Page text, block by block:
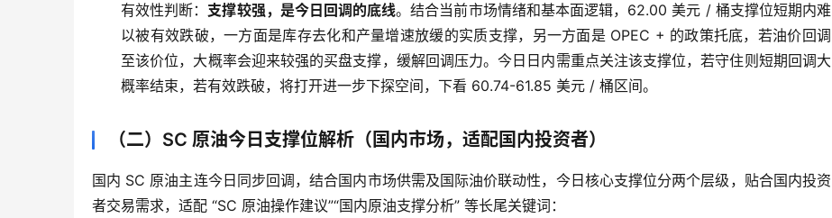
有效性判断： 支撑较强，是今日回调的底线。结合当前市场情绪和基本面逻辑，62.00 美元 / 桶支撑位短期内难
以被有效跌破，一方面是库存去化和产量增速放缓的实质支撑，另一方面是 OPEC + 的政策托底，若油价回调
至该价位，大概率会迎来较强的买盘支撑，缓解回调压力。今日日内需重点关注该支撑位，若守住则短期回调大
概率结束，若有效跌破，将打开进一步下探空间，下看 60.74-61.85 美元 / 桶区间。
（二）SC 原油今日支撑位解析（国内市场，适配国内投资者）
国内 SC 原油主连今日同步回调，结合国内市场供需及国际油价联动性，今日核心支撑位分两个层级，贴合国内投资
者交易需求，适配 “SC 原油操作建议”“国内原油支撑分析” 等长尾关键词：